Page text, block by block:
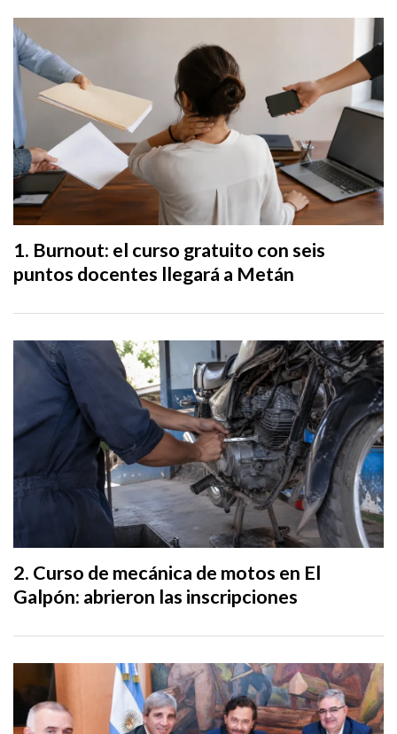
Burnout: el curso gratuito con seis
puntos docentes llegará a Metán
Curso de mecánica de motos en El
Galpón: abrieron las inscripciones